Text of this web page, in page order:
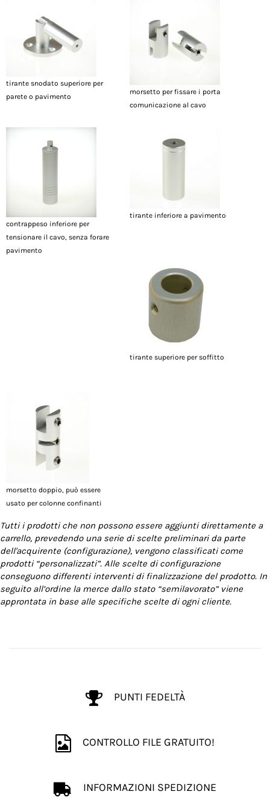
tirante snodato superiore per
parete o pavimento
morsetto per fissare i porta
comunicazione al cavo
contrappeso inferiore per
tensionare il cavo, senza forare
pavimento
tirante inferiore a pavimento
tirante superiore per soffitto
morsetto doppio, può essere
usato per colonne confinanti
Tutti i prodotti che non possono essere aggiunti direttamente a
carrello, prevedendo una serie di scelte preliminari da parte
dell'acquirente (configurazione), vengono classificati come
prodotti “personalizzati”. Alle scelte di configurazione
conseguono differenti interventi di finalizzazione del prodotto. In
seguito all’ordine la merce dallo stato “semilavorato” viene
approntata in base alle specifiche scelte di ogni cliente.
PUNTI FEDELTÀ
CONTROLLO FILE GRATUITO!
INFORMAZIONI SPEDIZIONE